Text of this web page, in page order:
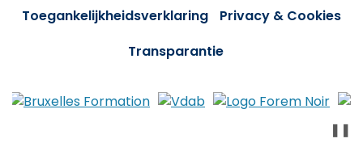
Toegankelijkheidsverklaring
Privacy & Cookies
Transparantie
❚❚